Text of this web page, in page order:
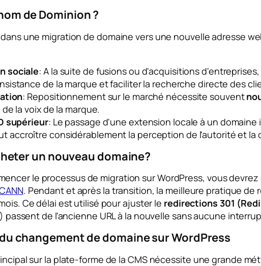
de Dominion ?
une migration de domaine vers une nouvelle adresse
sociale: A la suite de fusions ou d'acquisitions
de la marque et faciliter la recherche directe des
: Repositionnement sur le marché nécessite souvent
la voixde la marque.
supérieur: Le passage d'une extension locale à un
accroître considérablement la perception de l'autorité et la
un nouveau domaine?
le processus de migration sur WordPress, vous
. Pendant et après la transition, la meilleure pratique de
Ce délai est utilisé pour ajuster le redirections 301
de l'ancienne URL à la nouvelle sans aucune
changement de domaine sur WordPress
sur la plate-forme de la CMS nécessite une grande